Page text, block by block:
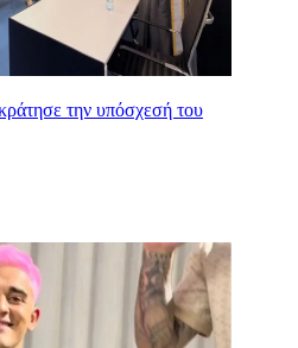
την υπόσχεσή του